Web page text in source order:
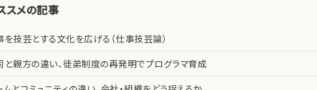
スメの記事
を技芸とする文化を広げる（仕事技芸論）
と親方の違い、徒弟制度の再発明でプログラマ育成